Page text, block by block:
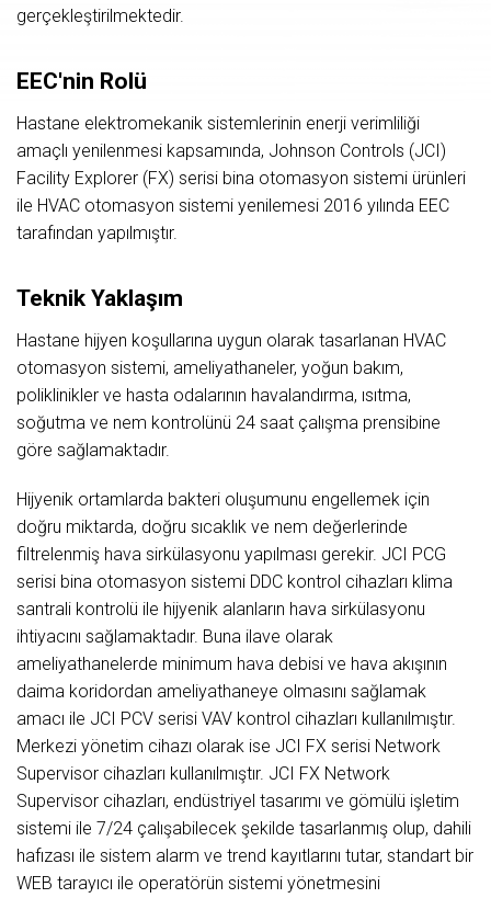
gerçekleştirilmektedir.
EEC'nin Rolü
Hastane elektromekanik sistemlerinin enerji verimliliği
amaçlı yenilenmesi kapsamında, Johnson Controls (JCI)
Facility Explorer (FX) serisi bina otomasyon sistemi ürünleri
ile HVAC otomasyon sistemi yenilemesi 2016 yılında EEC
tarafından yapılmıştır.
Teknik Yaklaşım
Hastane hijyen koşullarına uygun olarak tasarlanan HVAC
otomasyon sistemi, ameliyathaneler, yoğun bakım,
poliklinikler ve hasta odalarının havalandırma, ısıtma,
soğutma ve nem kontrolünü 24 saat çalışma prensibine
göre sağlamaktadır.
Hijyenik ortamlarda bakteri oluşumunu engellemek için
doğru miktarda, doğru sıcaklık ve nem değerlerinde
filtrelenmiş hava sirkülasyonu yapılması gerekir. JCI PCG
serisi bina otomasyon sistemi DDC kontrol cihazları klima
santrali kontrolü ile hijyenik alanların hava sirkülasyonu
ihtiyacını sağlamaktadır. Buna ilave olarak
ameliyathanelerde minimum hava debisi ve hava akışının
daima koridordan ameliyathaneye olmasını sağlamak
amacı ile JCI PCV serisi VAV kontrol cihazları kullanılmıştır.
Merkezi yönetim cihazı olarak ise JCI FX serisi Network
Supervisor cihazları kullanılmıştır. JCI FX Network
Supervisor cihazları, endüstriyel tasarımı ve gömülü işletim
sistemi ile 7/24 çalışabilecek şekilde tasarlanmış olup, dahili
hafızası ile sistem alarm ve trend kayıtlarını tutar, standart bir
WEB tarayıcı ile operatörün sistemi yönetmesini